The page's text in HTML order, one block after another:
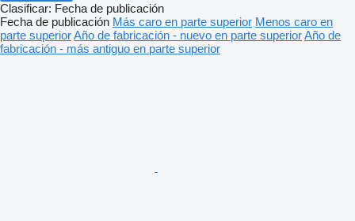
Clasificar: Fecha de publicación
Fecha de publicación Más caro en parte superior Menos caro en
parte superiorAño de fabricación - nuevo en parte superiorAño de
fabricación - más antiguo en parte superior